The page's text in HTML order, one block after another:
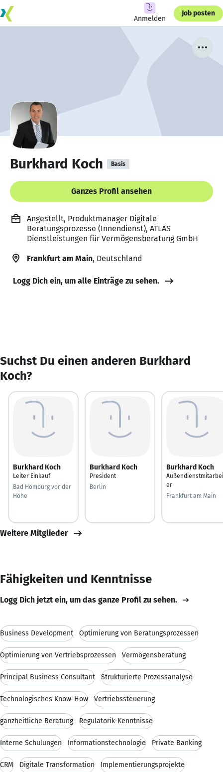
Anmelden
Job posten
Burkhard Koch Basis
Ganzes Profil ansehen
Angestellt, Produktmanager Digitale
Beratungsprozesse (Innendienst), ATLAS
Dienstleistungen für Vermögensberatung GmbH
Frankfurt am Main, Deutschland
Logg Dich ein, um alle Einträge zu sehen.
Suchst Du einen anderen Burkhard
Koch?
Burkhard Koch
Leiter Einkauf
Bad Homburg vor der
Höhe
Burkhard Koch
President
Berlin
Burkhard Koch
er
Frankfurt am Main
Weitere Mitglieder
Fähigkeiten und Kenntnisse
Logg Dich jetzt ein, um das ganze Profil zu sehen.
Business Development Optimierung von Beratungsprozessen
Optimierung von Vertriebsprozessen Vermögensberatung
Principal Business Consultant Strukturierte Prozessanalyse
Technologisches Know-How Vertriebssteuerung
ganzheitliche Beratung Regulatorik-Kenntnisse
Interne Schulungen Informationstechnologie Private Banking
CRM Digitale Transformation Implementierungsprojekte